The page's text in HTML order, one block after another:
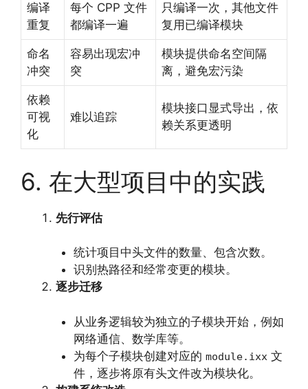
编译
重复
每个 CPP 文件
都编译一遍
只编译一次，其他文件
复用已编译模块
命名
冲突
容易出现宏冲
突
模块提供命名空间隔
离，避免宏污染
依赖
可视
化
难以追踪
模块接口显式导出，依
赖关系更透明
6. 在大型项目中的实践
先行评估
统计项目中头文件的数量、包含次数。
识别热路径和经常变更的模块。
逐步迁移
从业务逻辑较为独立的子模块开始，例如
网络通信、数学库等。
为每个子模块创建对应的 module.ixx 文
件，逐步将原有头文件改为模块化。